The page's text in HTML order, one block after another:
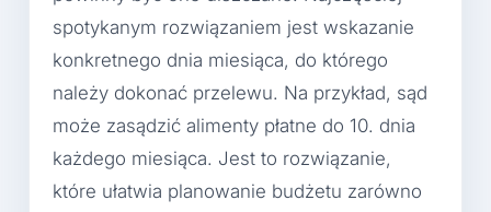
spotykanym rozwiązaniem jest wskazanie
konkretnego dnia miesiąca, do którego
należy dokonać przelewu. Na przykład, sąd
może zasądzić alimenty płatne do 10. dnia
każdego miesiąca. Jest to rozwiązanie,
które ułatwia planowanie budżetu zarówno